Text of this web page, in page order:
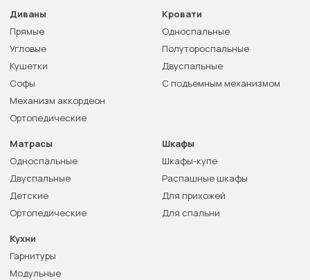
Диваны
Прямые
Угловые
Кушетки
Софы
Механизм аккордеон
Ортопедические
Кровати
Односпальные
Полутороспальные
Двуспальные
С подъемным механизмом
Матрасы
Односпальные
Двуспальные
Детские
Ортопедические
Шкафы
Шкафы-купе
Распашные шкафы
Для прихожей
Для спальни
Кухни
Гарнитуры
Модульные